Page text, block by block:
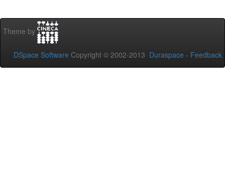
Theme by
DSpace Software Copyright © 2002-2013 Duraspace - Feedback